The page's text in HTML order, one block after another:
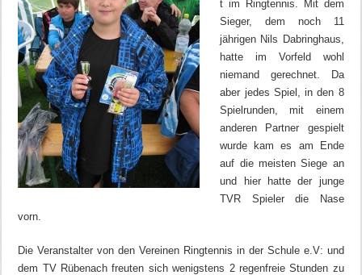
t im Ringtennis. Mit dem
Sieger, dem noch 11
jährigen Nils Dabringhaus,
hatte im Vorfeld wohl
niemand gerechnet. Da
aber jedes Spiel, in den 8
Spielrunden, mit einem
anderen Partner gespielt
wurde kam es am Ende
auf die meisten Siege an
und hier hatte der junge
TVR Spieler die Nase
vorn.
Die Veranstalter von den Vereinen Ringtennis in der Schule e.V: und
dem TV Rübenach freuten sich wenigstens 2 regenfreie Stunden zu